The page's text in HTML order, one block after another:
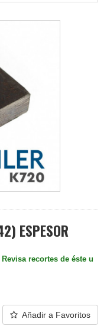
ESPESOR
recortes de éste u
Añadir a Favoritos